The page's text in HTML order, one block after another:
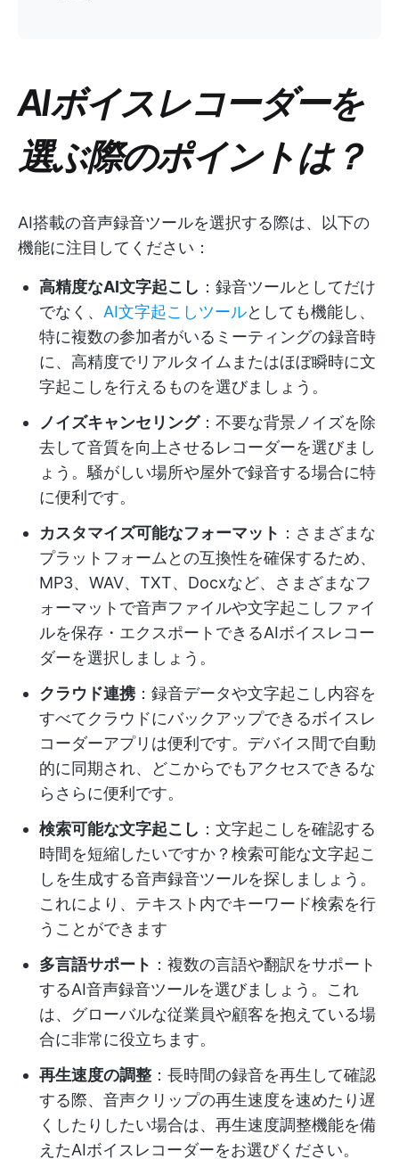
AIボイスレコーダーを
選ぶ際のポイントは？
AI搭載の音声録音ツールを選択する際は、以下の
機能に注目してください：
高精度なAI文字起こし ：録音ツールとしてだけ
でなく、 AI文字起こしツールとしても機能し、
特に複数の参加者がいるミーティングの録音時
に、高精度でリアルタイムまたはほぼ瞬時に文
字起こしを行えるものを選びましょう。
ノイズキャンセリング：不要な背景ノイズを除
去して音質を向上させるレコーダーを選びまし
ょう。騒がしい場所や屋外で録音する場合に特
に便利です。
カスタマイズ可能なフォーマット ：さまざまな
プラットフォームとの互換性を確保するため、
MP3、WAV、TXT、Docxなど、さまざまなフ
ォーマットで音声ファイルや文字起こしファイ
ルを保存・エクスポートできるAIボイスレコー
ダーを選択しましょう。
クラウド連携：録音データや文字起こし内容を
すべてクラウドにバックアップできるボイスレ
コーダーアプリは便利です。デバイス間で自動
的に同期され、どこからでもアクセスできるな
らさらに便利です。
検索可能な文字起こし ：文字起こしを確認する
時間を短縮したいですか？検索可能な文字起こ
しを生成する音声録音ツールを探しましょう。
これにより、テキスト内でキーワード検索を行
うことができます
多言語サポート ：複数の言語や翻訳をサポート
するAI音声録音ツールを選びましょう。これ
は、グローバルな従業員や顧客を抱えている場
合に非常に役立ちます。
再生速度の調整 ：長時間の録音を再生して確認
する際、音声クリップの再生速度を速めたり遅
くしたりしたい場合は、再生速度調整機能を備
えたAIボイスレコーダーをお選びください。